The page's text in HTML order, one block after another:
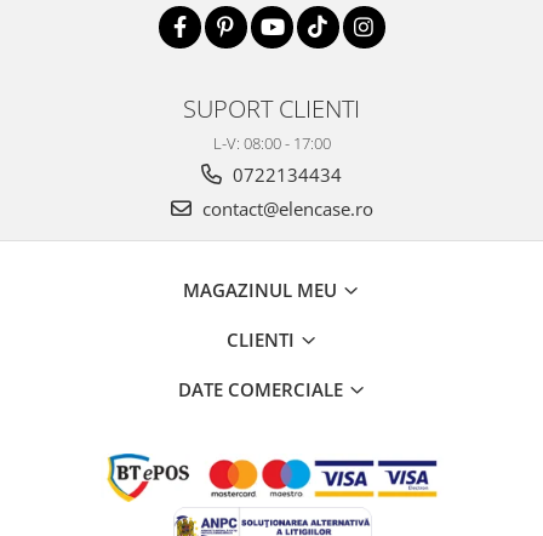
SUPORT CLIENTI
L-V: 08:00 - 17:00
0722134434
contact@elencase.ro
MAGAZINUL MEU
CLIENTI
DATE COMERCIALE